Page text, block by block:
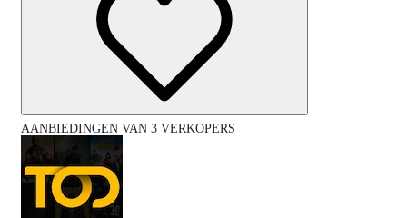
AANBIEDINGEN VAN 3 VERKOPERS